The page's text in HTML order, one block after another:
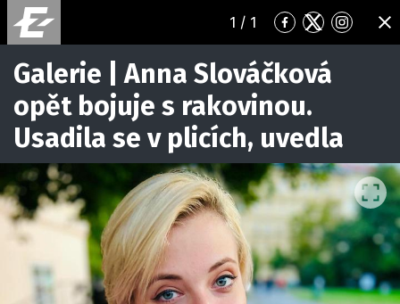
1 / 1
Přejít
na
Facebook
Přejít
na
Twitter
Přejít
na
Galerie | Anna Slováčková
opět bojuje s rakovinou.
Usadila se v plicích, uvedla